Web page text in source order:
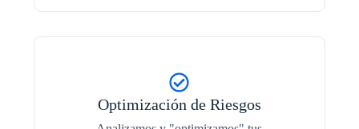
Optimización de Riesgos